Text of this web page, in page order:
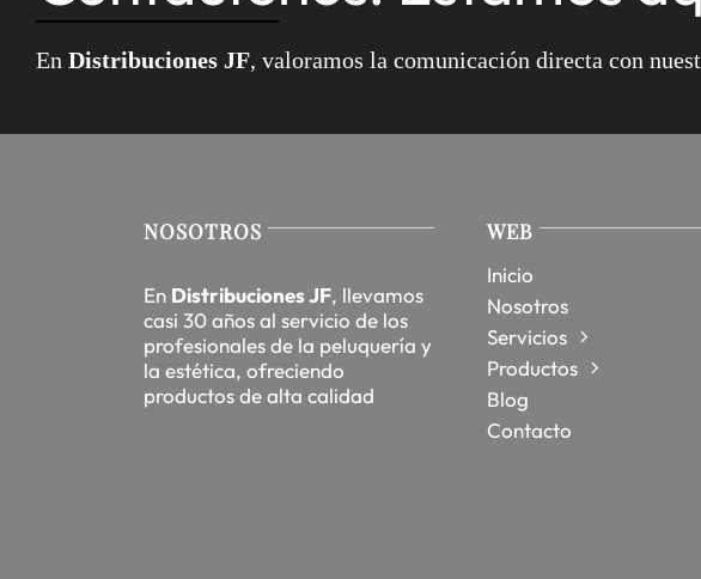
En Distribuciones JF, valoramos la comunicación directa con
NOSOTROS
En Distribuciones JF, llevamos
casi 30 años al servicio de los
profesionales de la peluquería y
la estética, ofreciendo
productos de alta calidad
WEB
Inicio
Nosotros
Servicios
Productos
Blog
Contacto